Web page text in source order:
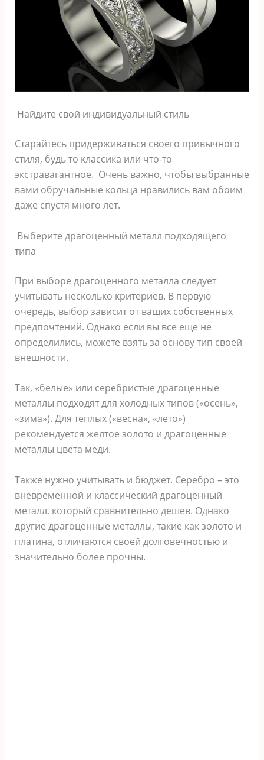
Найдите свой индивидуальный стиль
Старайтесь придерживаться своего привычного
стиля, будь то классика или что-то
экстравагантное. Очень важно, чтобы выбранные
вами обручальные кольца нравились вам обоим
даже спустя много лет.
Выберите драгоценный металл подходящего
типа
При выборе драгоценного металла следует
учитывать несколько критериев. В первую
очередь, выбор зависит от ваших собственных
предпочтений. Однако если вы все еще не
определились, можете взять за основу тип своей
внешности.
Так, «белые» или серебристые драгоценные
металлы подходят для холодных типов («осень»,
«зима»). Для теплых («весна», «лето»)
рекомендуется желтое золото и драгоценные
металлы цвета меди.
Также нужно учитывать и бюджет. Серебро – это
вневременной и классический драгоценный
металл, который сравнительно дешев. Однако
другие драгоценные металлы, такие как золото и
платина, отличаются своей долговечностью и
значительно более прочны.